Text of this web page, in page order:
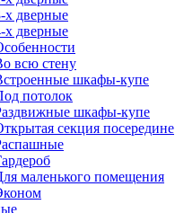
х дверные
х дверные
всю стену
шкафы-купе
потолок
шкафы-купе
секция посередине
маленького помещения